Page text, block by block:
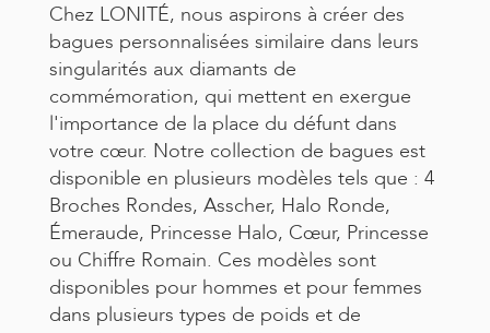
Chez LONITÉ, nous aspirons à créer des
bagues personnalisées similaire dans leurs
singularités aux diamants de
commémoration, qui mettent en exergue
l'importance de la place du défunt dans
votre cœur. Notre collection de bagues est
disponible en plusieurs modèles tels que : 4
Broches Rondes, Asscher, Halo Ronde,
Émeraude, Princesse Halo, Cœur, Princesse
ou Chiffre Romain. Ces modèles sont
disponibles pour hommes et pour femmes
dans plusieurs types de poids et de